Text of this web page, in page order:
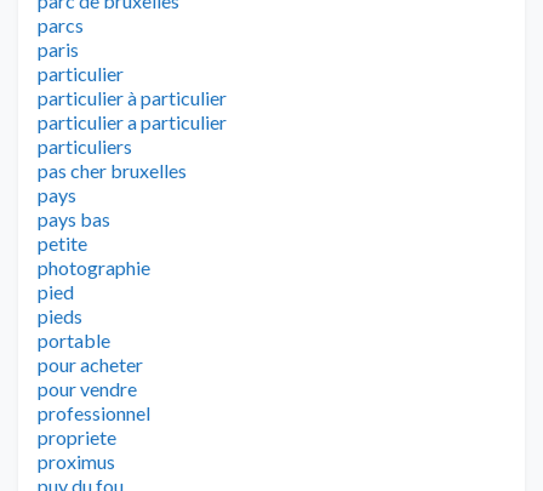
parcs
paris
particulier
particulier à particulier
particulier a particulier
particuliers
pas cher bruxelles
pays
pays bas
petite
photographie
pied
pieds
portable
pour acheter
pour vendre
professionnel
propriete
proximus
puy du fou